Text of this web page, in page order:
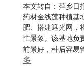
本文转自：萍乡日
药材金线莲种植基
肥、搭建遮光网，
忙景象。该基地负
前景好，种后容易
多